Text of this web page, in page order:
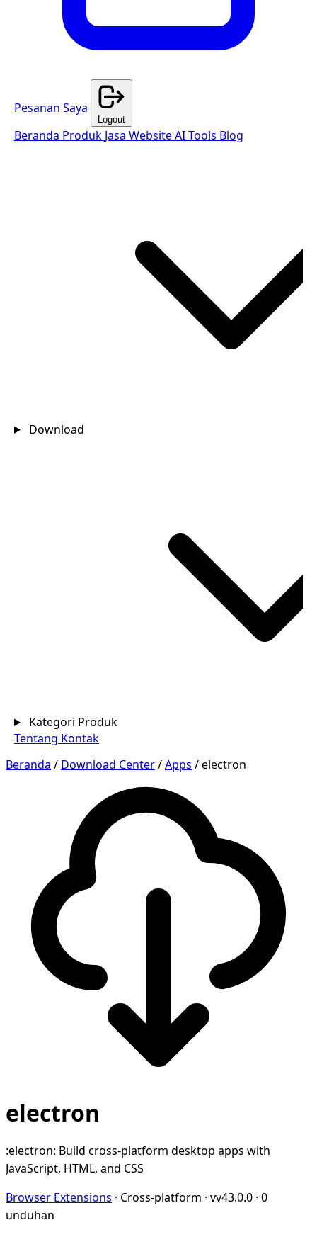
Pesanan Saya
Logout
Beranda Produk Jasa WebsiteAI Tools Blog
Download
Kategori Produk
Tentang Kontak
Beranda / Download Center/Apps /electron
electron
:electron: Build cross-platform desktop apps with
JavaScript, HTML, and CSS
Browser Extensions · Cross-platform · vv43.0.0 · 0
unduhan